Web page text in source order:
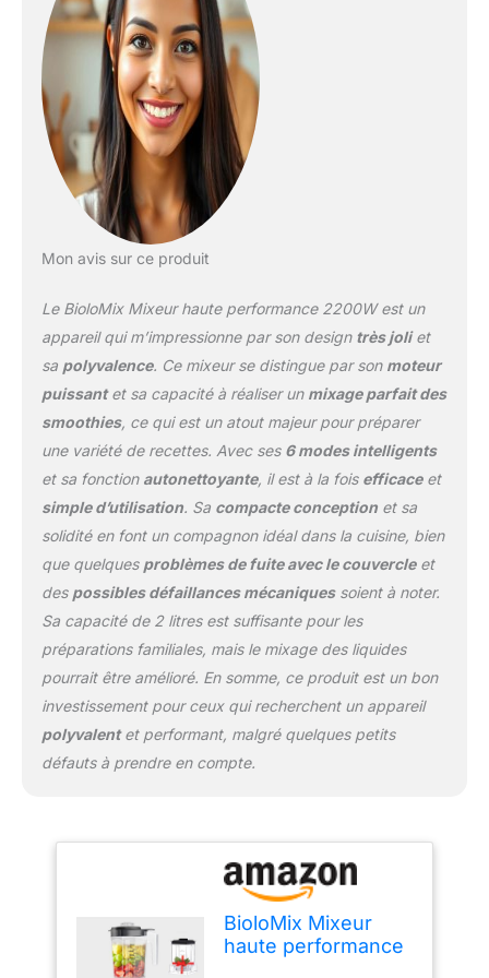
préparer vos smoothies
préférés. Il comprend
également un bol de
broyage de 500 ml avec
un plat pour moudre les
grains de café et les
épices fraîches et un
rebord et un couvercle
en PP noir Programmes
permettent de préparer
la glace pilée, des
sauces, du mouture et
des soupes chaudes en
six minutes dans un état
de cuisson à la vapeur.
sûrs : le bocal et le
couvercle sont fabriqués
en matériau de qualité
alimentaire sans BPA,
notre mélangeur haute
performance en toute
sécurité et facilement,
avec protection contre la
surchauffe sur le moteur
puissant, avec
mécanisme de
verrouillage de sécurité
utilisateur sûre. Contrôle
de la vitesse variable : la
vitesse variable à 9
niveaux de la machine à
Mon avis sur ce produit
Le BioloMix Mixeur haute performance 2200W est un
appareil qui m’impressionne par son design très joliet
sa polyvalence. Ce mixeur se distingue par son moteur
puissantet sa capacité à réaliser un mixage parfait des
smoothies, ce qui est un atout majeur pour préparer
une variété de recettes. Avec ses 6 modes intelligents
et sa fonction autonettoyante, il est à la fois efficaceet
simple d’utilisation. Sa compacte conceptionet sa
solidité en font un compagnon idéal dans la cuisine, bien
que quelques problèmes de fuite avec le couvercleet
des possibles défaillances mécaniquessoient à noter.
Sa capacité de 2 litres est suffisante pour les
préparations familiales, mais le mixage des liquides
pourrait être amélioré. En somme, ce produit est un bon
investissement pour ceux qui recherchent un appareil
polyvalentet performant, malgré quelques petits
défauts à prendre en compte.
BioloMix Mixeur
haute performance